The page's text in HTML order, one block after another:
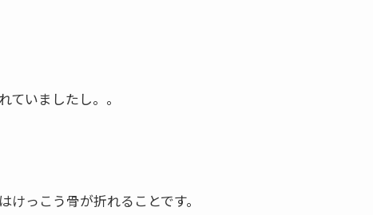
いましたし。。
っこう骨が折れることです。